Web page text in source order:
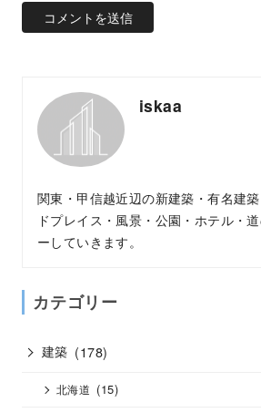
iskaa
関東・甲信越近辺の新建築・有名建
ドプレイス・風景・公園・ホテル・
ーしていきます。
カテゴリー
建築 (178)
北海道 (15)